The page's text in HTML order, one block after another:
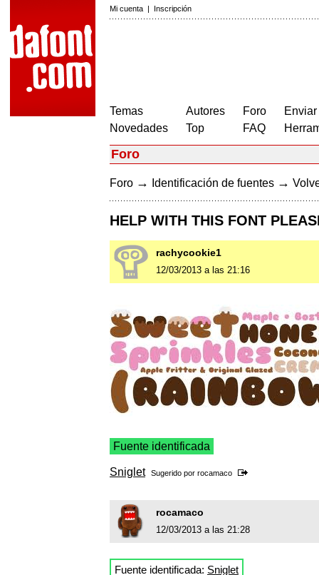
Mi cuenta | Inscripción
Temas
Novedades
Autores
Top
Foro
FAQ
Foro
Foro → Identificación de fuentes →
HELP WITH THIS FONT
rachycookie1
12/03/2013 a las 21:16
Fuente identificada
Sniglet Sugerido por rocamaco
rocamaco
12/03/2013 a las 21:28
Fuente identificada: Sniglet